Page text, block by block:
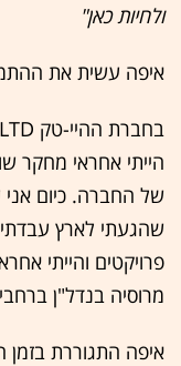
ולחיות כאן"
איפה עשית את
הייתי אחראי מחקר
פרויקטים והייתי
מרוסיה בנדל"ן
איפה התגוררת